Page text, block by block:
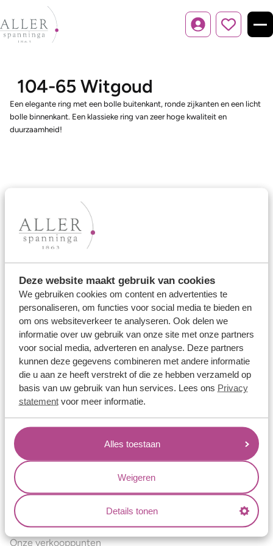
Deze website maakt gebruik van cookies
We gebruiken cookies om content en advertenties te
personaliseren, om functies voor social media te bieden en
om ons websiteverkeer te analyseren. Ook delen we
informatie over uw gebruik van onze site met onze partners
voor social media, adverteren en analyse. Deze partners
kunnen deze gegevens combineren met andere informatie
die u aan ze heeft verstrekt of die ze hebben verzameld op
basis van uw gebruik van hun services. Lees ons Privacy
statementvoor meer informatie.
Alles toestaan
Weigeren
Details tonen
Inloggen
104-65 Witgoud
Een elegante ring met een bolle buitenkant, ronde zijkanten en een licht
bolle binnenkant. Een klassieke ring van zeer hoge kwaliteit en
duurzaamheid!
Ons aanbod
Trouwringen
Verlovingsringen
Vriendschapsringen
Over ons
Aller Spanninga
Historie
Certificaten
Blogs
Jouw voordelen
Conflictvrije Materialen
Oneindig veel mogelijkheden
Kwaliteit
Juweliers & Contact
Onze verkooppunten